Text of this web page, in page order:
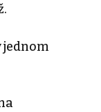
jednom